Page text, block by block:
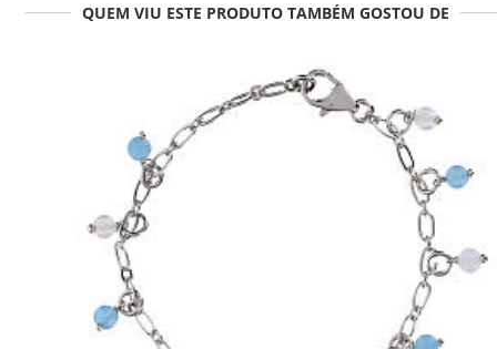
QUEM VIU ESTE PRODUTO TAMBÉM GOSTOU DE